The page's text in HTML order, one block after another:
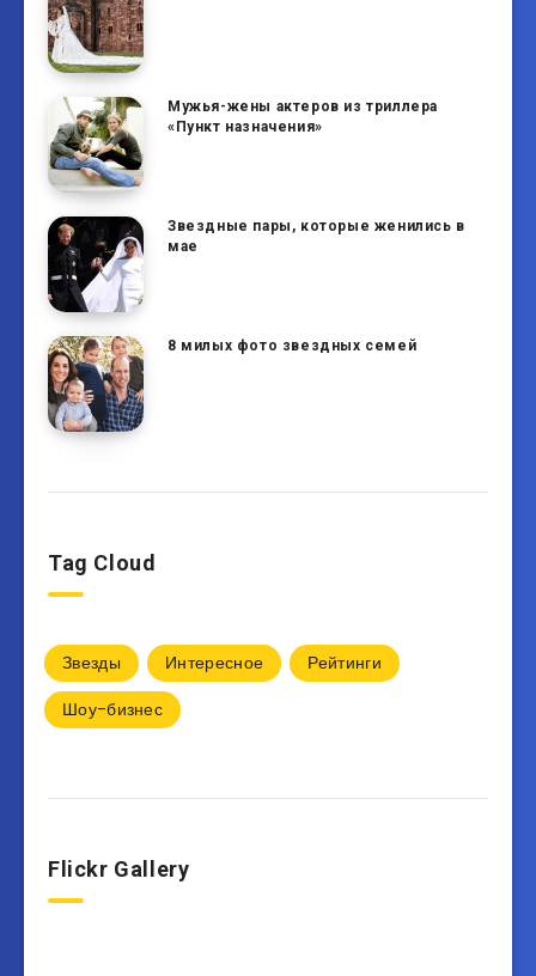
Мужья-жены актеров из триллера
«Пункт назначения»
Звездные пары, которые женились в
мае
8 милых фото звездных семей
Tag Cloud
Звезды Интересное
Рейтинги
Шоу-бизнес
Flickr Gallery